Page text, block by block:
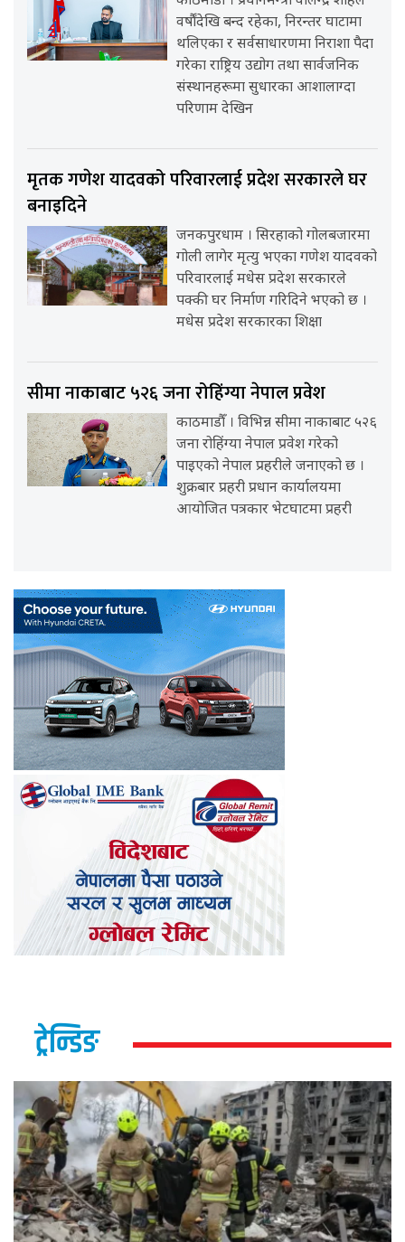
वर्षौंदेखि बन्द रहेका, निरन्तर घाटामा
थलिएका र सर्वसाधारणमा निराशा पैदा
गरेका राष्ट्रिय उद्योग तथा सार्वजनिक
संस्थानहरूमा सुधारका आशालाग्दा
परिणाम देखिन
मृतक गणेश यादवको परिवारलाई प्रदेश सरकारले घर
बनाइदिने
जनकपुरधाम । सिरहाको गोलबजारमा
गोली लागेर मृत्यु भएका गणेश यादवको
परिवारलाई मधेस प्रदेश सरकारले
पक्की घर निर्माण गरिदिने भएको छ ।
मधेस प्रदेश सरकारका शिक्षा
सीमा नाकाबाट ५२६ जना रोहिंग्या नेपाल प्रवेश
काठमाडौँ । विभिन्न सीमा नाकाबाट ५२६
जना रोहिंग्या नेपाल प्रवेश गरेको
पाइएको नेपाल प्रहरीले जनाएको छ ।
शुक्रबार प्रहरी प्रधान कार्यालयमा
आयोजित पत्रकार भेटघाटमा प्रहरी
ट्रेन्डिङ